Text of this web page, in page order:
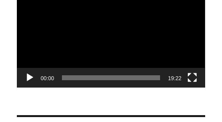
00:00 19:22